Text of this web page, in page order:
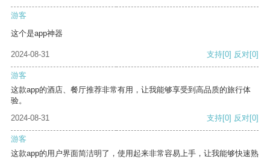
游客
这个是app神器
2024-08-31 支持[0] 反对[0]
游客
这款app的酒店、餐厅推荐非常有用，让我能够享受到高品质的旅行体
验。
2024-08-31
支持[0] 反对[0]
游客
这款app的用户界面简洁明了，使用起来非常容易上手，让我能够快速熟